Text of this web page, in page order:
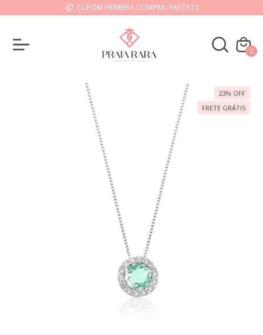
CUPOM PRIMEIRA COMPRA: PRATA10
0
23% OFF
FRETE GRÁTIS